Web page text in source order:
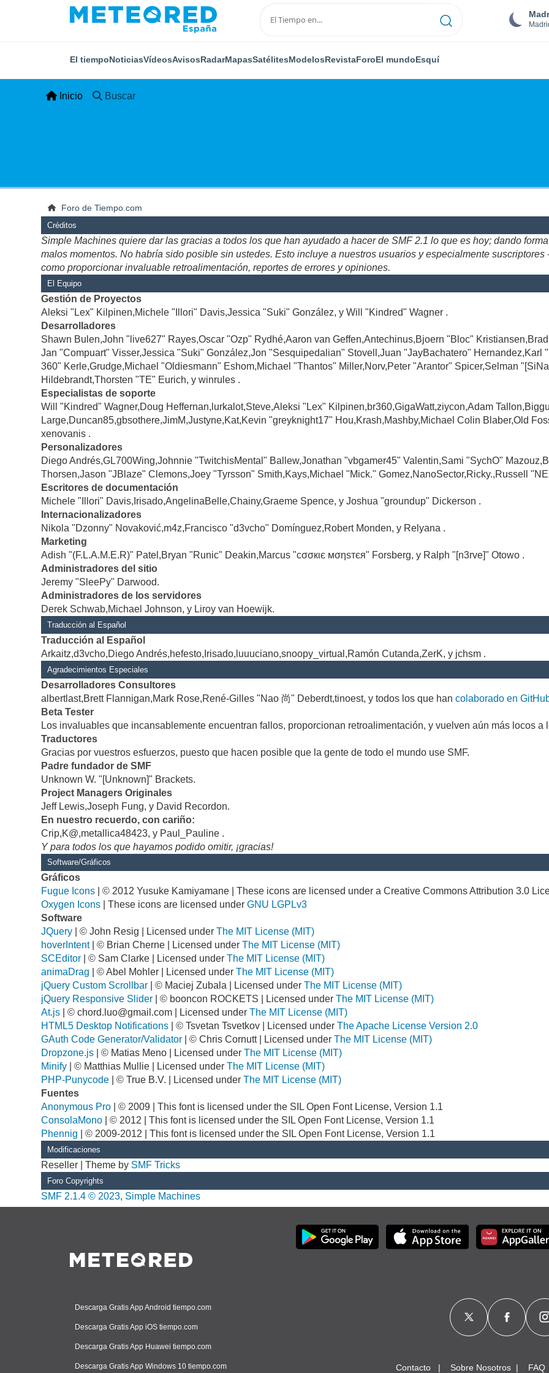
El tiempoNoticiasVídeosAvisosRadarMapasSatélitesModelosRevistaForoEl mundoEsquí
Inicio Buscar
Foro de Tiempo.com
Créditos
Simple Machines quiere dar las gracias a todos los que han ayudado a hacer de SMF 2.1 lo que es hoy; dando
malos momentos. No habría sido posible sin ustedes. Esto incluye a nuestros usuarios y especialmente
como proporcionar invaluable retroalimentación, reportes de errores y opiniones.
El Equipo
Gestión de Proyectos
Aleksi "Lex" Kilpinen,Michele "Illori" Davis,Jessica "Suki" González, y Will "Kindred" Wagner .
Desarrolladores
Shawn Bulen,John "live627" Rayes,Oscar "Ozp" Rydhé,Aaron van Geffen,Antechinus,Bjoern "Bloc"
Jan "Compuart" Visser,Jessica "Suki" González,Jon "Sesquipedalian" Stovell,Juan "JayBachatero"
360" Kerle,Grudge,Michael "Oldiesmann" Eshom,Michael "Thantos" Miller,Norv,Peter "Arantor" Spicer,Selman
Hildebrandt,Thorsten "TE" Eurich, y winrules .
Especialistas de soporte
Will "Kindred" Wagner,Doug Heffernan,lurkalot,Steve,Aleksi "Lex" Kilpinen,br360,GigaWatt,ziycon,Adam
Large,Duncan85,gbsothere,JimM,Justyne,Kat,Kevin "greyknight17" Hou,Krash,Mashby,Michael Colin Blaber,Old
xenovanis .
Personalizadores
Diego Andrés,GL700Wing,Johnnie "TwitchisMental" Ballew,Jonathan "vbgamer45" Valentin,Sami "SychO"
Thorsen,Jason "JBlaze" Clemons,Joey "Tyrsson" Smith,Kays,Michael "Mick." Gomez,NanoSector,Ricky.,Russell
Escritores de documentación
Michele "Illori" Davis,Irisado,AngelinaBelle,Chainy,Graeme Spence, y Joshua "groundup" Dickerson .
Internacionalizadores
Nikola "Dzonny" Novaković,m4z,Francisco "d3vcho" Domínguez,Robert Monden, y Relyana .
Marketing
Adish "(F.L.A.M.E.R)" Patel,Bryan "Runic" Deakin,Marcus "cσσкιє мσηѕтєя" Forsberg, y Ralph "[n3rve]" Otowo .
Administradores del sitio
Jeremy "SleePy" Darwood.
Administradores de los servidores
Derek Schwab,Michael Johnson, y Liroy van Hoewijk.
Traducción al Español
Traducción al Español
Arkaitz,d3vcho,Diego Andrés,hefesto,Irisado,luuuciano,snoopy_virtual,Ramón Cutanda,ZerK, y jchsm .
Agradecimientos Especiales
Desarrolladores Consultores
albertlast,Brett Flannigan,Mark Rose,René-Gilles "Nao 尚" Deberdt,tinoest, y todos los que hancolaborado en
Beta Tester
Los invaluables que incansablemente encuentran fallos, proporcionan retroalimentación, y vuelven aún más locos a
Traductores
Gracias por vuestros esfuerzos, puesto que hacen posible que la gente de todo el mundo use SMF.
Padre fundador de SMF
Unknown W. "[Unknown]" Brackets.
Project Managers Originales
Jeff Lewis,Joseph Fung, y David Recordon.
En nuestro recuerdo, con cariño:
Crip,K@,metallica48423, y Paul_Pauline .
Y para todos los que hayamos podido omitir, ¡gracias!
Software/Gráficos
Gráficos
Fugue Icons | © 2012 Yusuke Kamiyamane | These icons are licensed under a Creative Commons Attribution 3.0
Oxygen Icons | These icons are licensed underGNU LGPLv3
Software
JQuery | © John Resig | Licensed underThe MIT License (MIT)
hoverIntent| © Brian Cherne | Licensed underThe MIT License (MIT)
SCEditor | © Sam Clarke | Licensed underThe MIT License (MIT)
animaDrag | © Abel Mohler | Licensed underThe MIT License (MIT)
jQuery Custom Scrollbar | © Maciej Zubala | Licensed underThe MIT License (MIT)
jQuery Responsive Slider | © booncon ROCKETS | Licensed underThe MIT License (MIT)
At.js | ©chord.luo@gmail.com | Licensed underThe MIT License (MIT)
HTML5 Desktop Notifications | © Tsvetan Tsvetkov | Licensed underThe Apache License Version 2.0
GAuth Code Generator/Validator | © Chris Cornutt | Licensed underThe MIT License (MIT)
Dropzone.js | © Matias Meno | Licensed underThe MIT License (MIT)
Minify | © Matthias Mullie | Licensed underThe MIT License (MIT)
PHP-Punycode | © True B.V. | Licensed underThe MIT License (MIT)
Fuentes
Anonymous Pro | © 2009 | This font is licensed under the SIL Open Font License, Version 1.1
ConsolaMono | © 2012 | This font is licensed under the SIL Open Font License, Version 1.1
Phennig | © 2009-2012 | This font is licensed under the SIL Open Font License, Version 1.1
Modificaciones
Reseller | Theme by SMF Tricks
Foro Copyrights
SMF 2.1.4 © 2023, Simple Machines
Descarga Gratis App Android tiempo.com
Descarga Gratis App iOS tiempo.com
Descarga Gratis App Huawei tiempo.com
Descarga Gratis App Windows 10 tiempo.com Contacto Sobre Nosotros FAQ